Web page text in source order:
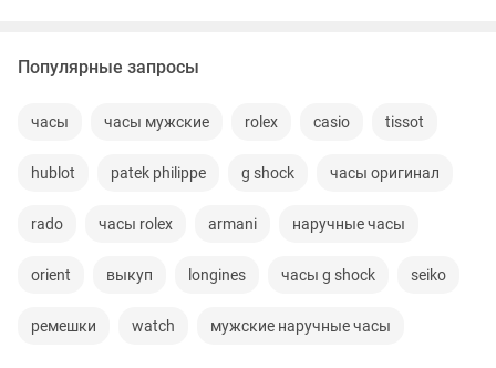
Популярные запросы
часы часы мужские rolex casio tissot
hublot patek philippe g shock часы оригинал
rado часы rolex armani наручные часы
orient выкуп longines часы g shock seiko
ремешки watch мужские наручные часы